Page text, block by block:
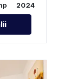
2024